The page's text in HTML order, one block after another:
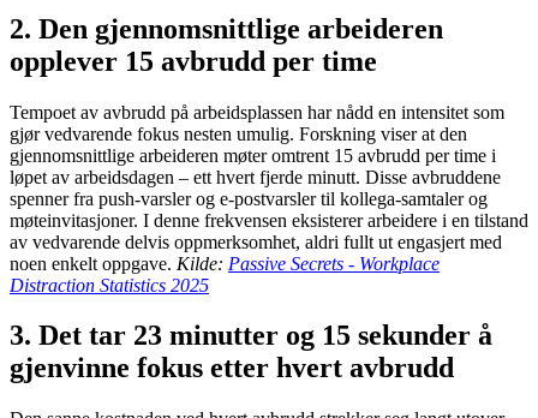
2. Den gjennomsnittlige arbeideren
opplever 15 avbrudd per time
Tempoet av avbrudd på arbeidsplassen har nådd en intensitet som
gjør vedvarende fokus nesten umulig. Forskning viser at den
gjennomsnittlige arbeideren møter omtrent 15 avbrudd per time i
løpet av arbeidsdagen – ett hvert fjerde minutt. Disse avbruddene
spenner fra push-varsler og e-postvarsler til kollega-samtaler og
møteinvitasjoner. I denne frekvensen eksisterer arbeidere i en tilstand
av vedvarende delvis oppmerksomhet, aldri fullt ut engasjert med
noen enkelt oppgave. Kilde: Passive Secrets - Workplace
Distraction Statistics 2025
3. Det tar 23 minutter og 15 sekunder å
gjenvinne fokus etter hvert avbrudd